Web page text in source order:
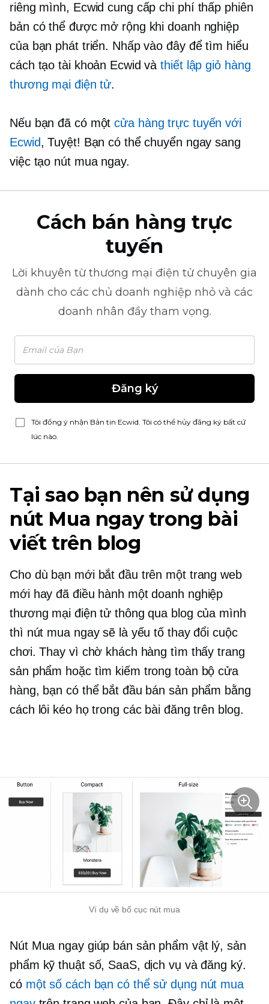
riêng mình, Ecwid cung cấpchi phí thấp phiên
bản có thể được mở rộng khi doanh nghiệp
của bạn phát triển. Nhấp vào đây để tìm hiểu
cách tạo tài khoản Ecwid vàthiết lập giỏ hàng
thương mại điện tử.
Nếu bạn đã có mộtcửa hàng trực tuyến với
Ecwid, Tuyệt! Bạn có thể chuyển ngay sang
việc tạo nút mua ngay.
Cách bán hàng trực
tuyến
Lời khuyên từ thương mại điện tử chuyên gia
dành cho các chủ doanh nghiệp nhỏ và các
doanh nhân đầy tham vọng.
Đăng ký
Tôi đồng ý nhận Bản tin Ecwid. Tôi có thể hủy đăng ký bất cứ
lúc nào.
Tại sao bạn nên sử dụng
nút Mua ngay trong bài
viết trên blog
Cho dù bạn mới bắt đầu trên một trang web
mới hay đã điều hành một doanh nghiệp
thương mại điện tử thông qua blog của mình
thì nút mua ngay sẽ là yếu tố thay đổi cuộc
chơi. Thay vì chờ khách hàng tìm thấy trang
sản phẩm hoặc tìm kiếm trong toàn bộ cửa
hàng, bạn có thể bắt đầu bán sản phẩm bằng
cách lôi kéo họ trong các bài đăng trên blog.
Ví dụ về bố cục nút mua
Nút Mua ngay giúp bán sản phẩm vật lý, sản
phẩm kỹ thuật số, SaaS, dịch vụ và đăng ký.
có một số cách bạn có thể sử dụng nút mua